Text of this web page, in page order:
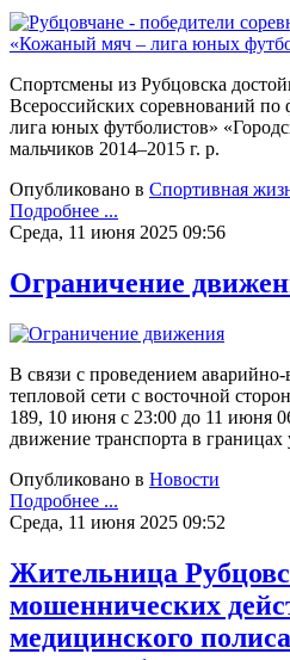
Спортсмены из Рубцовска
Всероссийских соревнований
лига юных футболистов»
мальчиков 2014–2015 г. р.
Опубликовано в Спортивная
Подробнее ...
Среда, 11 июня 2025 09:56
Ограничение
В связи с проведением
тепловой сети с восточной
189, 10 июня с 23:00 до 11 июня
движение транспорта в
Опубликовано в Новости
Подробнее ...
Среда, 11 июня 2025 09:52
Жительница
мошеннических
медицинского